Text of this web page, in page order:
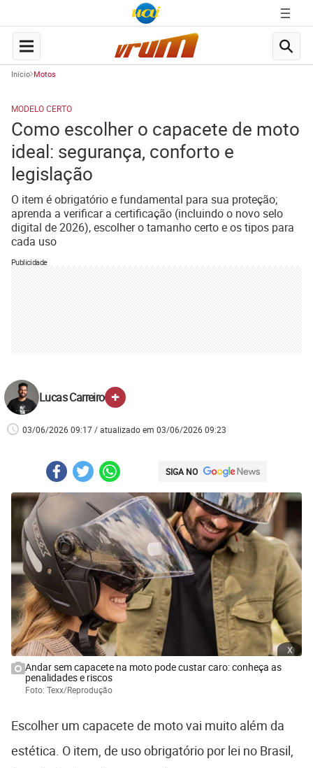
Início Motos
MODELO CERTO
Como escolher o capacete de moto
ideal: segurança, conforto e
legislação
O item é obrigatório e fundamental para sua proteção;
aprenda a verificar a certificação (incluindo o novo selo
digital de 2026), escolher o tamanho certo e os tipos para
cada uso
Publicidade
Lucas Carreiro +
03/06/2026 09:17 / atualizado em 03/06/2026 09:23
SIGA NO
x
Andar sem capacete na moto pode custar caro: conheça as
penalidades e riscos
Foto: Texx/Reprodução
Escolher um capacete de moto vai muito além da
estética. O item, de uso obrigatório por lei no Brasil,